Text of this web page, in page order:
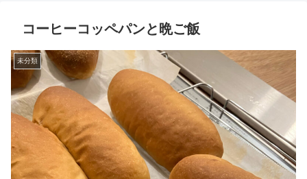
コーヒーコッペパンと晩ご飯
未分類